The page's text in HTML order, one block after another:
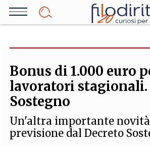
Salta
SOCIETÀ
MEDICINA
SCIENZA
INNOVAZIONE
ALTRO
Bonus di 1.000 euro
lavoratori stagionali.
Sostegno
Un'altra importante
previsione dal Decreto